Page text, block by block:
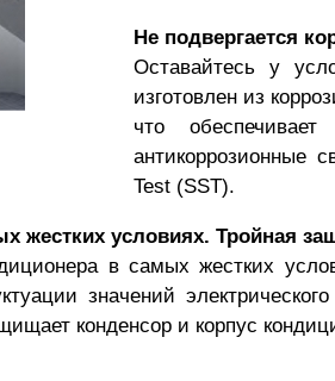
Не подвергается
Оставайтесь у
изготовлен из
что
антикоррозионные
Test (SST).
жестких условиях. Тройная
в самых жестких
значений
конденсор и корпус